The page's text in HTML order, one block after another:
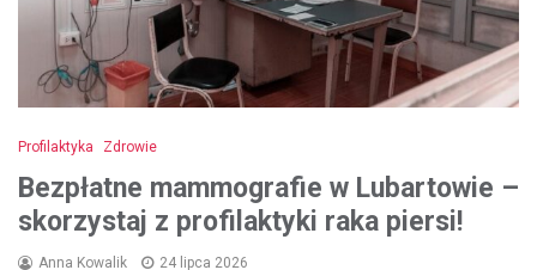
Profilaktyka Zdrowie
Bezpłatne mammografie w Lubartowie –
skorzystaj z profilaktyki raka piersi!
Anna Kowalik 24 lipca 2026